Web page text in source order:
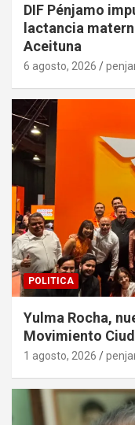
DIF Pénjamo
lactancia
Aceituna
6 agosto, 2026
POLITICA
Yulma Rocha,
Movimiento
1 agosto, 2026